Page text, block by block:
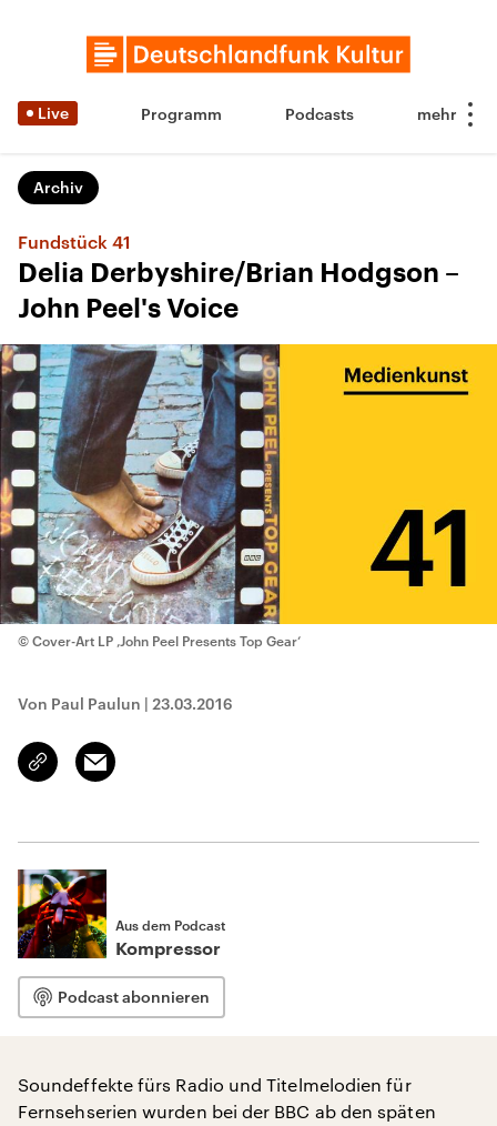
Live Programm Podcasts
Archiv
Fundstück 41
Delia Derbyshire/Brian Hodgson –
John Peel's Voice
© Cover-Art LP ‚John Peel Presents Top Gear‘
Von Paul Paulun | 23.03.2016
Link
kopieren/teilen
Email
Aus dem Podcast
Kompressor
Podcast abonnieren
Soundeffekte fürs Radio und Titelmelodien für
Fernsehserien wurden bei der BBC ab den späten